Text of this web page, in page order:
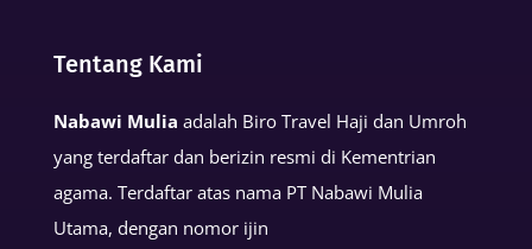
Muslim
Tentang Kami
Nabawi Mulia adalah Biro Travel Haji dan Umroh
yang terdaftar dan berizin resmi di Kementrian
agama. Terdaftar atas nama PT Nabawi Mulia
Utama, dengan nomor ijin